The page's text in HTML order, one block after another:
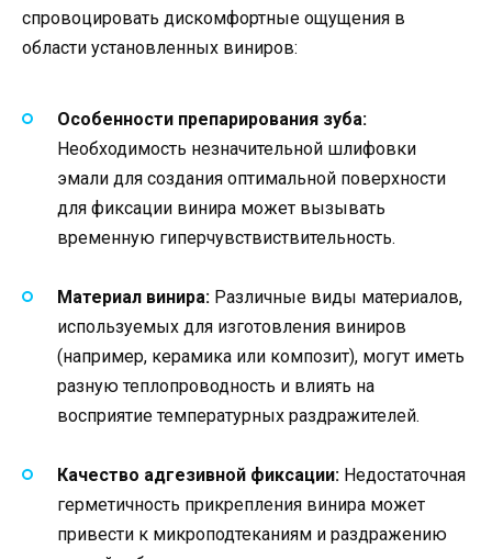
спровоцировать дискомфортные ощущения в
области установленных виниров:
Особенности препарирования зуба:
Необходимость незначительной шлифовки
эмали для создания оптимальной поверхности
для фиксации винира может вызывать
временную гиперчувствиствительность.
Материал винира: Различные виды материалов,
используемых для изготовления виниров
(например, керамика или композит), могут иметь
разную теплопроводность и влиять на
восприятие температурных раздражителей.
Качество адгезивной фиксации: Недостаточная
герметичность прикрепления винира может
привести к микроподтеканиям и раздражению